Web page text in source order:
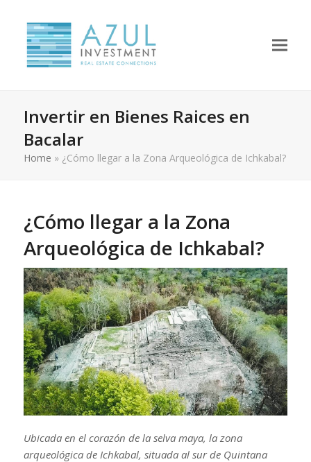
Invertir en Bienes Raices en
Bacalar
Home » ¿Cómo llegar a la Zona Arqueológica de Ichkabal?
¿Cómo llegar a la Zona
Arqueológica de Ichkabal?
Ubicada en el corazón de la selva maya, la zona
arqueológica de Ichkabal, situada al sur de Quintana